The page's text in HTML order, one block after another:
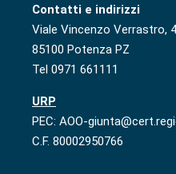
Contatti e indirizzi
Viale Vincenzo Verrastro, 4
85100 Potenza PZ
Tel 0971 661111
URP
PEC: AOO-
C.F. 80002950766